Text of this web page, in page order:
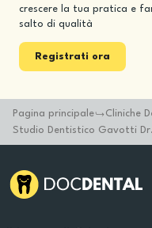
crescere la tua pratica e
salto di qualità
Registrati ora
Pagina principale
Cliniche
Studio Dentistico Gavotti